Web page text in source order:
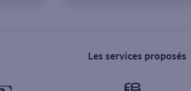
Les services proposés